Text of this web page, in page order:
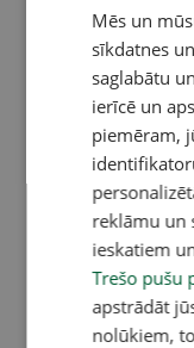
Mēs un
sīkdatnes
saglabātu
ierīcē un
piemēram,
reklāmu un
ieskatiem
Trešo pušu
apstrādāt
nolūkiem,